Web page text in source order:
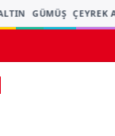
GÜMÜŞ ÇEYREK